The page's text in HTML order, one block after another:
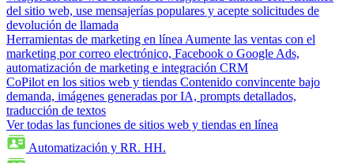
del sitio web, use mensajerías populares y acepte solicitudes de
devolución de llamada
Herramientas de marketing en línea Aumente las ventas con el
marketing por correo electrónico, Facebook o Google Ads,
automatización de marketing e integración CRM
CoPilot en los sitios web y tiendas Contenido convincente bajo
demanda, imágenes generadas por IA, prompts detallados,
traducción de textos
Ver todas las funciones de sitios web y tiendas en línea
Automatización y RR. HH.